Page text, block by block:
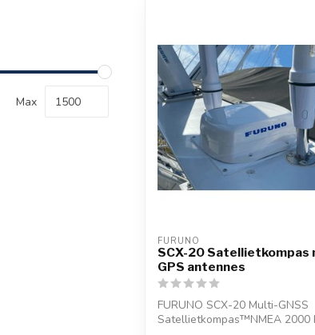
Max
FURUNO
SCX-20 Satellietkompas
GPS antennes
FURUNO SCX-20 Multi-GNSS
Satellietkompas™NMEA 2000